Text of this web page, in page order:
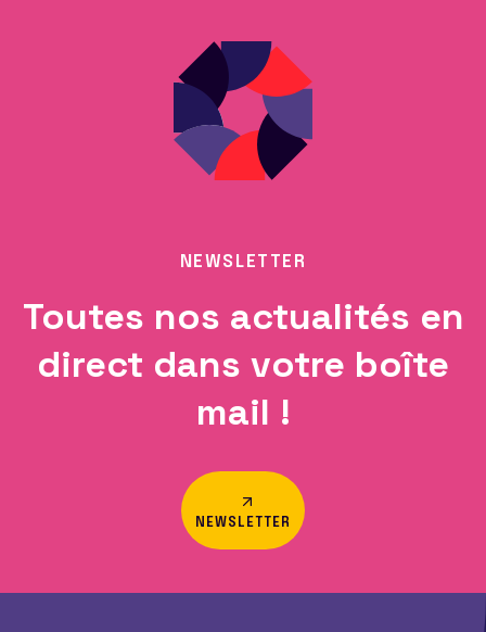
NEWSLETTER
Toutes nos actualités en
direct dans votre boîte
mail !
NEWSLETTER